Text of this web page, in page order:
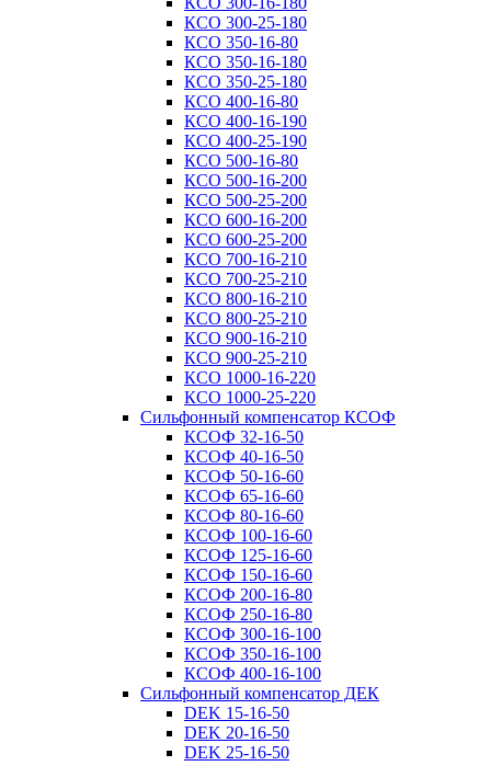
КСО 300-25-180
КСО 350-16-80
КСО 350-16-180
КСО 350-25-180
КСО 400-16-80
КСО 400-16-190
КСО 400-25-190
КСО 500-16-80
КСО 500-16-200
КСО 500-25-200
КСО 600-16-200
КСО 600-25-200
КСО 700-16-210
КСО 700-25-210
КСО 800-16-210
КСО 800-25-210
КСО 900-16-210
КСО 900-25-210
КСО 1000-16-220
КСО 1000-25-220
Сильфонный компенсатор КСОФ
КСОФ 32-16-50
КСОФ 40-16-50
КСОФ 50-16-60
КСОФ 65-16-60
КСОФ 80-16-60
КСОФ 100-16-60
КСОФ 125-16-60
КСОФ 150-16-60
КСОФ 200-16-80
КСОФ 250-16-80
КСОФ 300-16-100
КСОФ 350-16-100
КСОФ 400-16-100
Сильфонный компенсатор ДЕК
DEK 15-16-50
DEK 20-16-50
DEK 25-16-50